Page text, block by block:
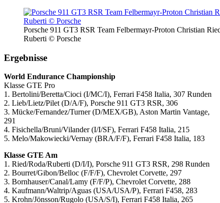
Porsche 911 GT3 RSR Team Felbermayr-Proton Christian
Ruberti © Porsche
Ergebnisse
World Endurance Championship
Klasse GTE Pro
1. Bertolini/Beretta/Cioci (I/MC/I), Ferrari F458 Italia, 307 Runden
2. Lieb/Lietz/Pilet (D/A/F), Porsche 911 GT3 RSR, 306
3. Mücke/Fernandez/Turner (D/MEX/GB), Aston Martin Vantage,
291
4. Fisichella/Bruni/Vilander (I/I/SF), Ferrari F458 Italia, 215
5. Melo/Makowiecki/Vernay (BRA/F/F), Ferrari F458 Italia, 183
Klasse GTE Am
1. Ried/Roda/Ruberti (D/I/I), Porsche 911 GT3 RSR, 298 Runden
2. Bourret/Gibon/Belloc (F/F/F), Chevrolet Corvette, 297
3. Bornhauser/Canal/Lamy (F/F/P), Chevrolet Corvette, 288
4. Kaufmann/Waltrip/Aguas (USA/USA/P), Ferrari F458, 283
5. Krohn/Jönsson/Rugolo (USA/S/I), Ferrari F458 Italia, 265